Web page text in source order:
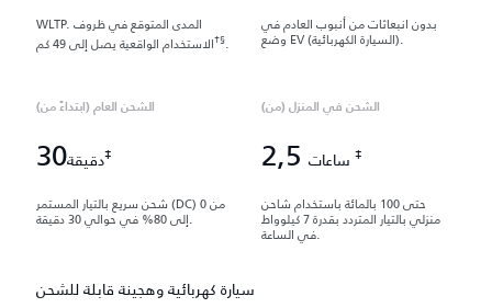
WLTP. المدى المتوقع في ظروف
الاستخدام الواقعية يصل إلى 49 كم†§.
بدون انبعاثات من أنبوب العادم في
وضع EV (السيارة الكهربائية).
الشحن العام (ابتداءً من)
30دقيقة‡
شحن سريع بالتيار المستمر (DC) من 0
إلى 80% في حوالي 30 دقيقة.
الشحن في المنزل (من)
2,5 ‡
حتى 100 بالمائة باستخدام شاحن
منزلي بالتيار المتردد بقدرة 7 كيلوواط
في الساعة.
سيارة كهربائية وهجينة قابلة للشحن